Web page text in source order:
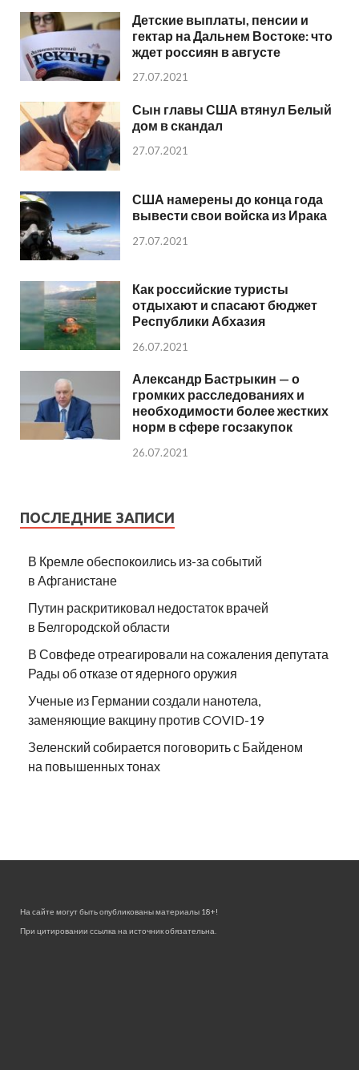
Детские выплаты, пенсии и
гектар на Дальнем Востоке: что
ждет россиян в августе
27.07.2021
Сын главы США втянул Белый
дом в скандал
27.07.2021
США намерены до конца года
вывести свои войска из Ирака
27.07.2021
Как российские туристы
отдыхают и спасают бюджет
Республики Абхазия
26.07.2021
Александр Бастрыкин — о
громких расследованиях и
необходимости более жестких
норм в сфере госзакупок
26.07.2021
ПОСЛЕДНИЕ ЗАПИСИ
В Кремле обеспокоились из-за событий
в Афганистане
Путин раскритиковал недостаток врачей
в Белгородской области
В Совфеде отреагировали на сожаления депутата
Рады об отказе от ядерного оружия
Ученые из Германии создали нанотела,
заменяющие вакцину против COVID-19
Зеленский собирается поговорить с Байденом
на повышенных тонах
На сайте могут быть опубликованы материалы 18+!
При цитировании ссылка на источник обязательна.